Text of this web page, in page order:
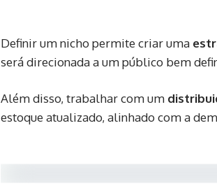
Definir um nicho permite criar uma
será direcionada a um público bem
Além disso, trabalhar com um
estoque atualizado, alinhado com a